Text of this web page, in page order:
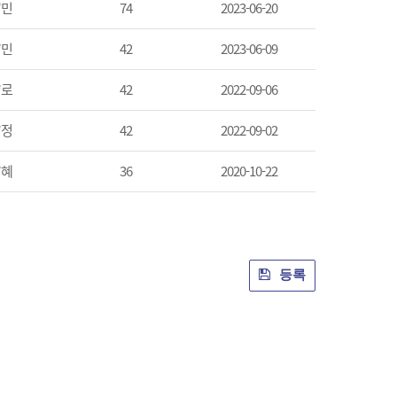
74 2023-06-20
42 2023-06-09
42 2022-09-06
42 2022-09-02
36 2020-10-22
등록